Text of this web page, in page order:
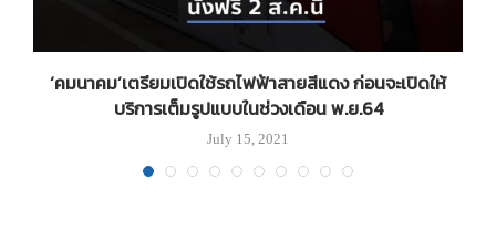
‘คมนาคม’เตรียมเปิดใช้รถไฟฟ้าสายสีแดง ก่อนจะเปิดให้
บริการเต็มรูปแบบในช่วงเดือน พ.ย.64
July 15, 2021